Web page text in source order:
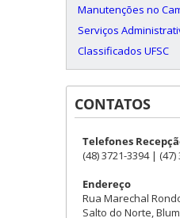
Manutenções no
Serviços
Classificados UFSC
CONTATOS
Telefones
(48) 3721-3394 | (47)
Endereço
Rua Marechal
Salto do Norte,